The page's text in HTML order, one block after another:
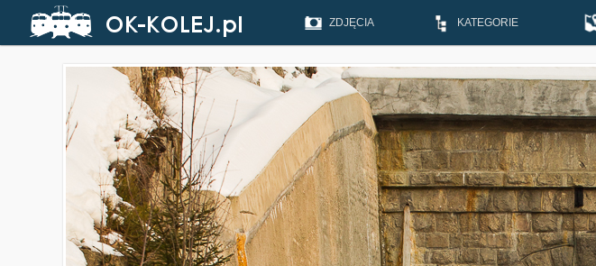
ZDJĘCIA KATEGORIE